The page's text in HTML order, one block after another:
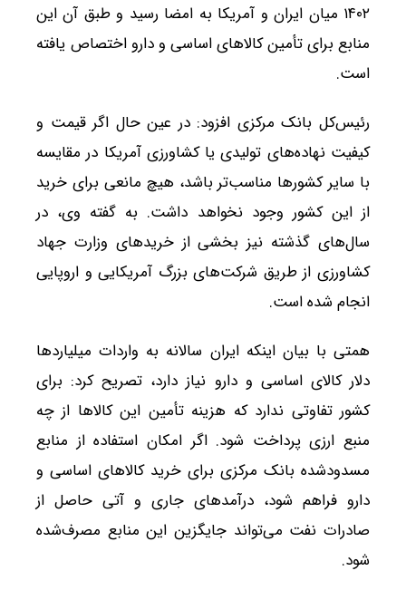
۱۴۰۲ میان ایران و آمریکا به امضا رسید و طبق آن این
منابع برای تأمین کالاهای اساسی و دارو اختصاص یافته
است.
رئیس‌کل بانک مرکزی افزود: در عین حال اگر قیمت و
کیفیت نهاده‌های تولیدی یا کشاورزی آمریکا در مقایسه
با سایر کشورها مناسب‌تر باشد، هیچ مانعی برای خرید
از این کشور وجود نخواهد داشت. به گفته وی، در
سال‌های گذشته نیز بخشی از خریدهای وزارت جهاد
کشاورزی از طریق شرکت‌های بزرگ آمریکایی و اروپایی
انجام شده است.
همتی با بیان اینکه ایران سالانه به واردات میلیاردها
دلار کالای اساسی و دارو نیاز دارد، تصریح کرد: برای
کشور تفاوتی ندارد که هزینه تأمین این کالاها از چه
منبع ارزی پرداخت شود. اگر امکان استفاده از منابع
مسدودشده بانک مرکزی برای خرید کالاهای اساسی و
دارو فراهم شود، درآمدهای جاری و آتی حاصل از
صادرات نفت می‌تواند جایگزین این منابع مصرف‌شده
شود.